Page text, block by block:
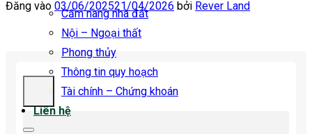
Cẩm nang nhà đất
Nội – Ngoại thất
Phong thủy
Thông tin quy hoạch
Tài chính – Chứng khoán
Liên hệ
Đăng vào 03/06/202521/04/2026 bởi Rever Land